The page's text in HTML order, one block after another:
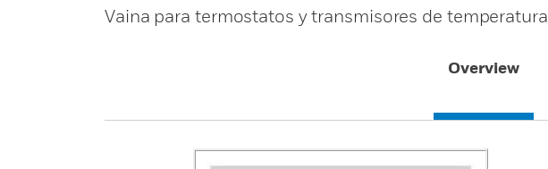
Vaina para termostatos y transmisores de temperatura
Overview